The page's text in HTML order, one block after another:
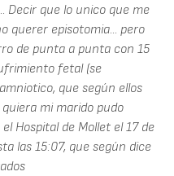
Decir que lo unico que me
querer episotomia... pero
de punta a punta con 15
fetal (se
que según ellos
mi marido pudo
Hospital de Mollet el 17 de
las 15:07, que según dice